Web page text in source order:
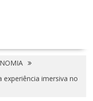
imersiva no